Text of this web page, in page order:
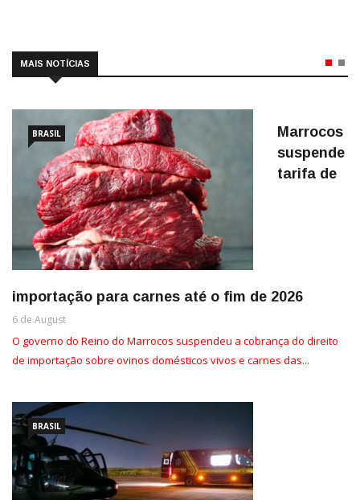
MAIS NOTÍCIAS
BRASIL
Marrocos
suspende
tarifa de
importação para carnes até o fim de 2026
6 de August
O governo do Reino do Marrocos suspendeu a cobrança do direito
de importação sobre ovinos domésticos vivos e carnes das...
BRASIL